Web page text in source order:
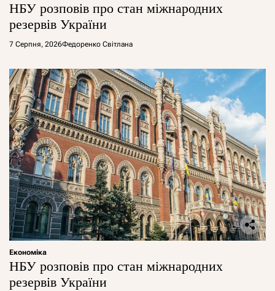
НБУ розповів про стан міжнародних
резервів України
7 Серпня, 2026Федоренко Світлана
Економіка
НБУ розповів про стан міжнародних
резервів України